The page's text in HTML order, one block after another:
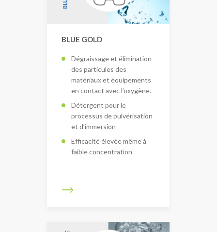
BLUE GOLD
Dégraissage et élimination
des particules des
matériaux et équipements
en contact avec l’oxygène.
Détergent pour le
processus de pulvérisation
et d’immersion
Efficacité élevée même à
faible concentration